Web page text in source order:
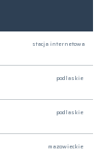
stacja internetowa
podlaskie
podlaskie
mazowieckie